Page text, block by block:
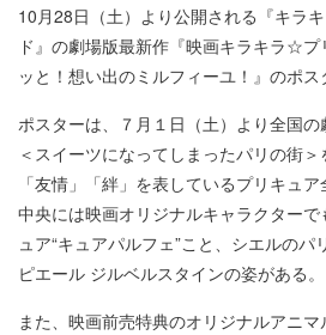
10月28日（土）より公開される『キラ
ド』の劇場版最新作『映画キラキラ☆プ
ッと！想い出のミルフィーユ！』のポス
ポスターは、７月１日（土）より全国の
＜スイーツになってしまったパリの街
「友情」「絆」を表しているプリキュア
中央には映画オリジナルキャラクター
ュア“キュアパルフェ”こと、シエルのパ
ピエール ジルベルスタインの姿がある。
また、映画前売特典のオリジナルアニ